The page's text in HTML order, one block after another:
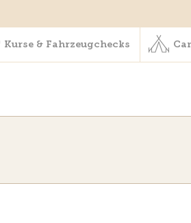
Kurse & Fahrzeugchecks